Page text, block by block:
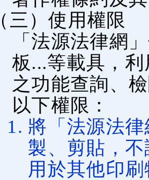
（三）使用權限
「法源法律網
板...等載具，
之功能查詢、
以下權限：
將「法源法
製、剪貼，
用於其他印